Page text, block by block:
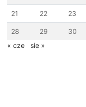
21 22 23
28 29 30
« cze
sie »